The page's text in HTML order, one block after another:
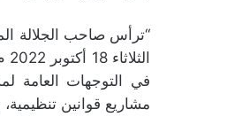
“ترأس صاحب الجلالة
مشاريع قوانين